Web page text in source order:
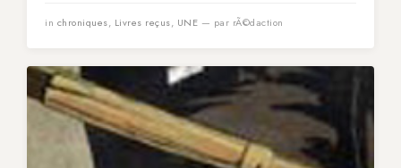
in chroniques, Livres reçus, UNE — par rÃ©daction